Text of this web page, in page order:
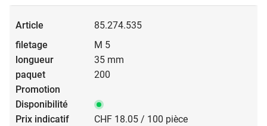
85.274.535
M 5
35 mm
200
CHF 18.05 / 100 pièce